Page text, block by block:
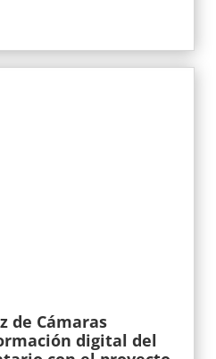
de Cámaras
digital del